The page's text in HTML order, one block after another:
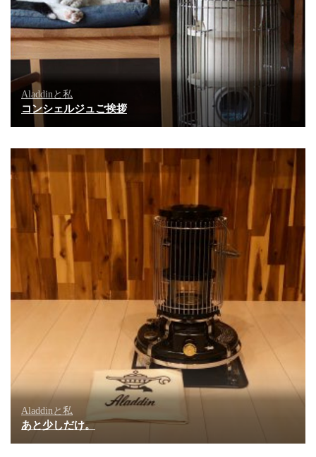
Aladdinと私
コンシェルジュご挨拶
Aladdinと私
あと少しだけ。